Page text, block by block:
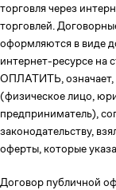
торговля через
торговлей.
оформляются в виде
интернет-ресурсе
ОПЛАТИТЬ, означает,
(физическое лицо,
предприниматель),
законодательству,
оферты, которые
Договор публичной